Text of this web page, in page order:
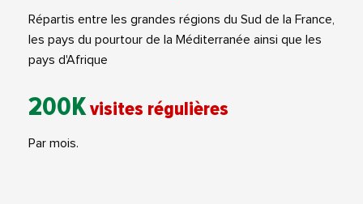
Répartis entre les grandes régions du Sud de la France,
les pays du pourtour de la Méditerranée ainsi que les
pays d'Afrique
200Kvisites régulières
Par mois.